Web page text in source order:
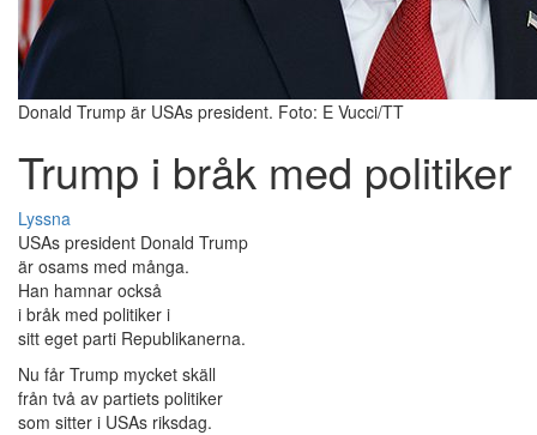
Donald Trump är USAs president. Foto: E Vucci/TT
Trump i bråk med politiker
Lyssna
USAs president Donald Trump
är osams med många.
Han hamnar också
i bråk med politiker i
sitt eget parti Republikanerna.
Nu får Trump mycket skäll
från två av partiets politiker
som sitter i USAs riksdag.